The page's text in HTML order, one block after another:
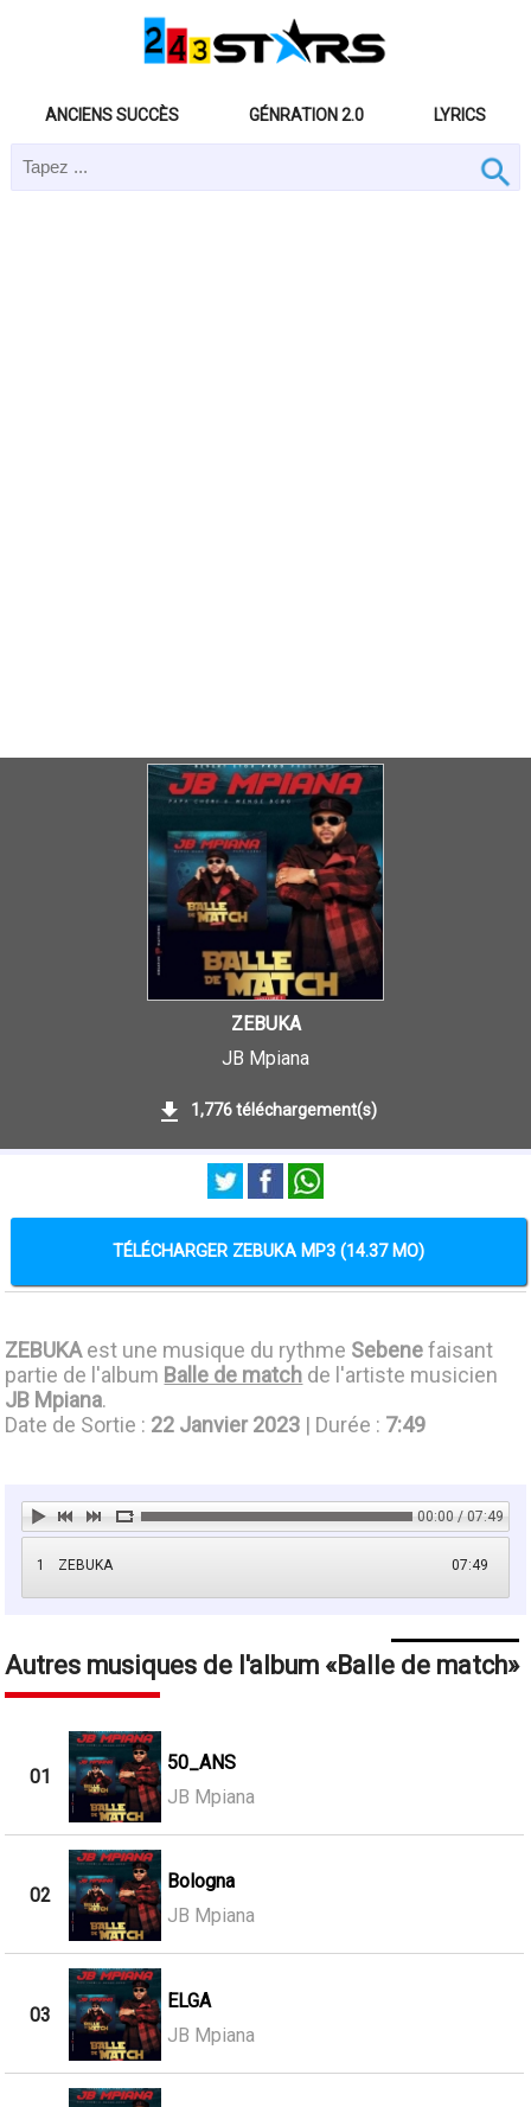
ANCIENS SUCCÈS GÉNRATION 2.0 LYRICS
ZEBUKA
JB Mpiana
1,776 téléchargement(s)
TÉLÉCHARGER ZEBUKA MP3 (14.37 MO)
ZEBUKAest une musique du rythme Sebenefaisant
partie de l'album Balle de match de l'artiste musicien
JB Mpiana.
Date de Sortie : 22 Janvier 2023 | Durée : 7:49
00:00 / 07:49
1 07:49
ZEBUKA
Autres musiques de l'album Balle de match
01
50_ANS
JB Mpiana
02
Bologna
JB Mpiana
03
ELGA
JB Mpiana